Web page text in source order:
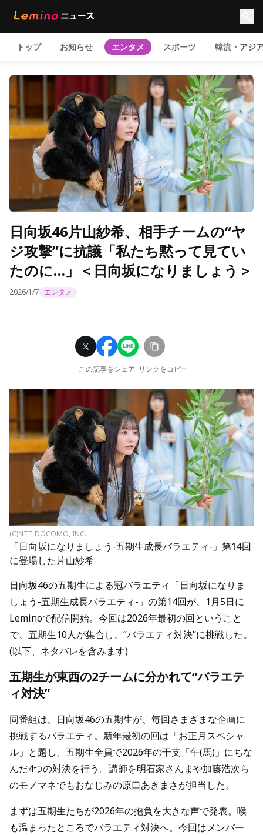
トップ お知らせ エンタメ スポーツ 韓流・アジ
日向坂46片山紗希、相手チームの“ヤ
ジ攻撃”に抗議「私たち黙って見てい
たのに…」＜日向坂になりましょう＞
2026/1/7 エンタメ
この記事をシェア リンクをコピー
(C)NTT DOCOMO, INC.
「日向坂になりましょう-五期生成長バラエティ-」第14回
に登場した片山紗希
日向坂46の五期生による冠バラエティ「日向坂になりま
しょう-五期生成長バラエティ-」の第14回が、1月5日に
Leminoで配信開始。今回は2026年最初の回ということ
で、五期生10人が集合し、“バラエティ対決”に挑戦した。
(以下、ネタバレを含みます)
五期生が東西の2チームに分かれて“バラエテ
ィ対決”
同番組は、日向坂46の五期生が、毎回さまざまな企画に
挑戦するバラエティ。新年最初の回は「お正月スペシャ
ル」と題し、五期生全員で2026年の干支「午(馬)」にちな
んだ4つの対決を行う。講師を明石家さんまや加藤浩次ら
のモノマネでもおなじみの原口あきまさが担当した。
まずは五期生たちが2026年の抱負を大きな声で発表。喉
も温まったところでバラエティ対決へ。今回はメンバー